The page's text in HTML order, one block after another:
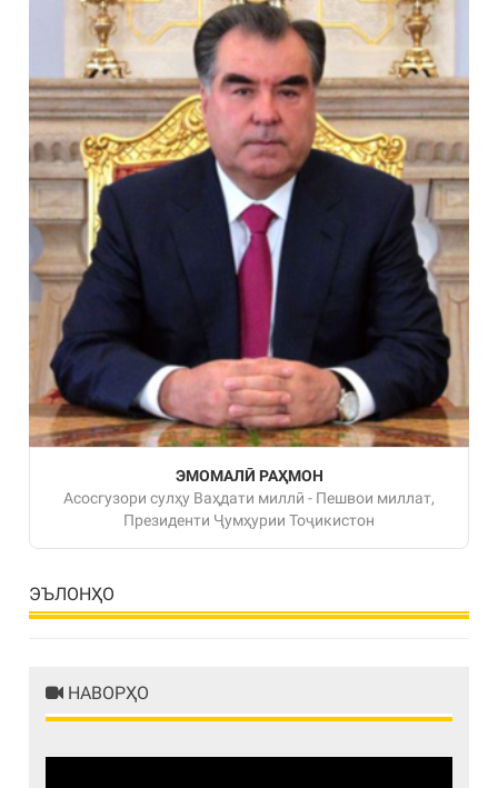
ЭМОМАЛӢ РАҲМОН
Асосгузори сулҳу Ваҳдати миллӣ - Пешвои миллат,
Президенти Ҷумҳурии Тоҷикистон
ЭЪЛОНҲО
НАВОРҲО